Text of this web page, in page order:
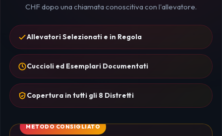
CHF dopo una chiamata conoscitiva con l'allevatore.
Allevatori Selezionati e in Regola
Cuccioli ed Esemplari Documentati
Copertura in tutti gli 8 Distretti